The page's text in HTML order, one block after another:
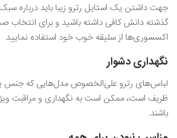
جهت داشتن یک استایل رترو زیبا باید درباره
گذشته دانش کافی داشته باشید و برای انتخاب
اکسسوری‌ها از سلیقه خوب خود استفاده نمایید.
نگهداری‌ دشوار
لباس‌های رترو علی‌الخصوص مدل‌هایی که جنس
ظریف است، ممکن است به نگهداری و مراقبت
باشند.